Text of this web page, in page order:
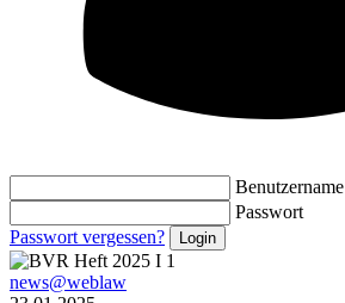
Benutzername
Passwort
Passwort vergessen?
news@weblaw